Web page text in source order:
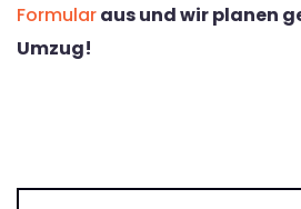
Formularaus und wir planen
Umzug!